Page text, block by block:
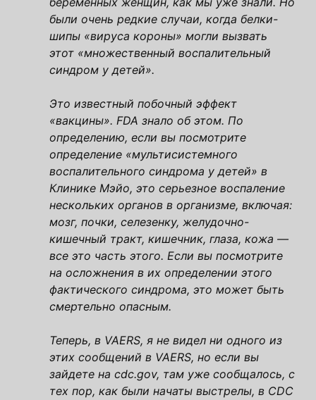
были очень редкие случаи, когда белки-
шипы «вируса короны» могли вызвать
этот «множественный воспалительный
синдром у детей».
Это известный побочный эффект
«вакцины». FDA знало об этом. По
определению, если вы посмотрите
определение «мультисистемного
воспалительного синдрома у детей» в
Клинике Мэйо, это серьезное воспаление
нескольких органов в организме, включая:
мозг, почки, селезенку, желудочно-
кишечный тракт, кишечник, глаза, кожа —
все это часть этого. Если вы посмотрите
на осложнения в их определении этого
фактического синдрома, это может быть
смертельно опасным.
Теперь, в VAERS, я не видел ни одного из
этих сообщений в VAERS, но если вы
зайдете на cdc.gov, там уже сообщалось, с
тех пор, как были начаты выстрелы, в CDC